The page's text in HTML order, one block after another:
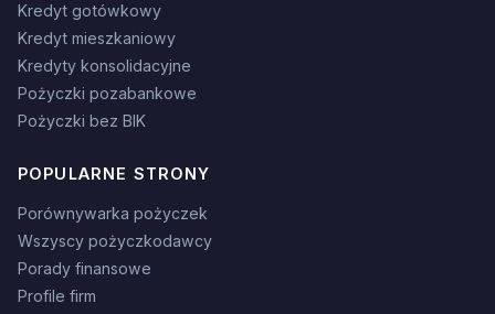
Kredyt gotówkowy
Kredyt mieszkaniowy
Kredyty konsolidacyjne
Pożyczki pozabankowe
Pożyczki bez BIK
POPULARNE STRONY
Porównywarka pożyczek
Wszyscy pożyczkodawcy
Porady finansowe
Profile firm